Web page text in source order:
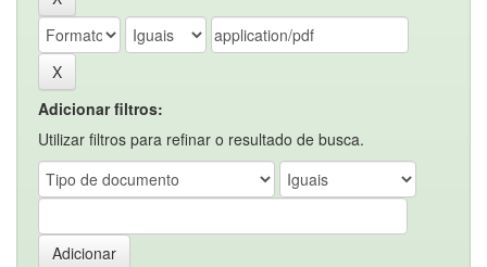
Adicionar filtros:
Utilizar filtros para refinar o resultado de busca.